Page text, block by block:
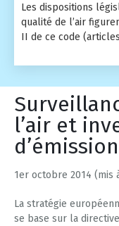
Les dispositions
qualité de l’air
II de ce code (articles
l’air et
1er octobre 2014 (mis
La stratégie
se base sur la